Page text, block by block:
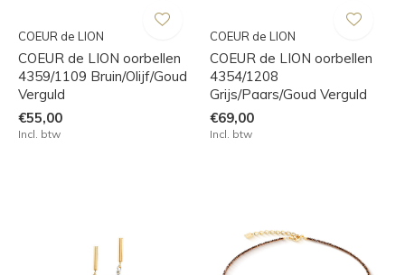
COEUR de LION
COEUR de LION oorbellen
4359/1109 Bruin/Olijf/Goud
Verguld
€55,00
Incl. btw
COEUR de LION
COEUR de LION oorbellen
4354/1208
Grijs/Paars/Goud Verguld
€69,00
Incl. btw